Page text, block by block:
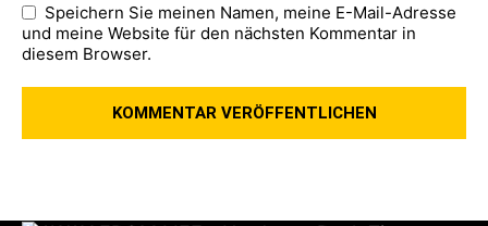
Speichern Sie meinen Namen, meine E-Mail-Adresse
und meine Website für den nächsten Kommentar in
diesem Browser.